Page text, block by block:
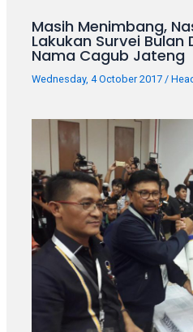
sections
website.
completely
Masih Menimbang,
Lakukan Survei
Nama Cagub Jateng
Wednesday, 4 October 2017 /
Bawa 39 Boks
Jadi Peserta Pemilu